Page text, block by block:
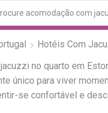
Hotéis Com
no quarto em
único para viver
se confortável e